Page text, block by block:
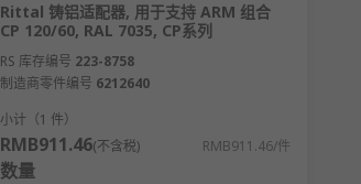
Rittal 铸铝适配器, 用于支持 ARM 组合
CP 120/60, RAL 7035, CP系列
RS 库存编号 223-8758
制造商零件编号 6212640
小计（1 件）
RMB911.46(不含税) RMB911.46/件
数量